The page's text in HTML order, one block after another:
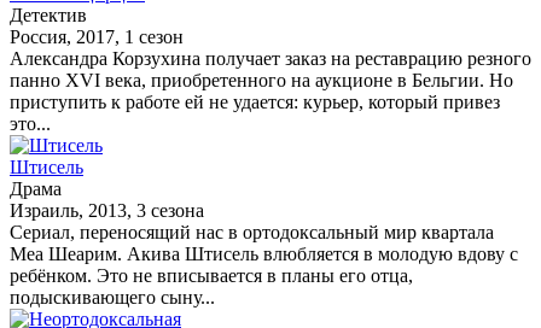
Детектив
Россия, 2017, 1 сезон
Александра Корзухина получает заказ на реставрацию резного
панно XVI века, приобретенного на аукционе в Бельгии. Но
приступить к работе ей не удается: курьер, который привез
это...
Штисель
Драма
Израиль, 2013, 3 сезона
Cериал, переносящий нас в ортодоксальный мир квартала
Меа Шеарим. Акива Штисель влюбляется в молодую вдову с
ребёнком. Это не вписывается в планы его отца,
подыскивающего сыну...